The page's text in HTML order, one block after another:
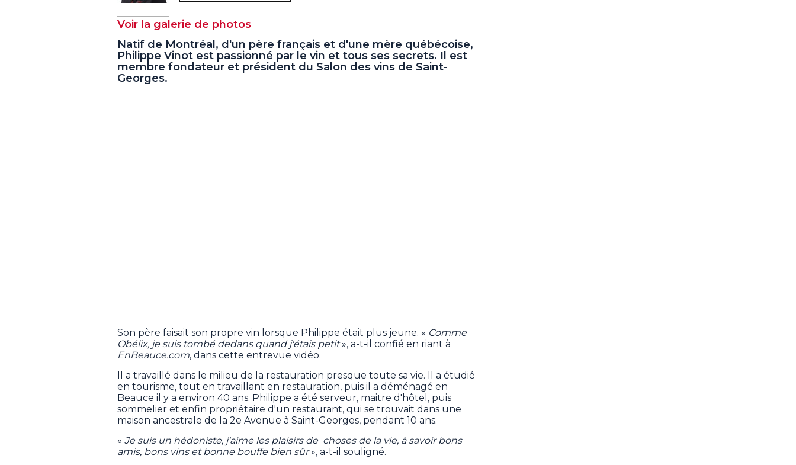
Voir la galerie de photos
Natif de Montréal, d'un père français et d'une mère québécoise,
Philippe Vinot est passionné par le vin et tous ses secrets. Il est
membre fondateur et président du Salon des vins de Saint-
Georges.
Son père faisait son propre vin lorsque Philippe était plus jeune. « Comme
Obélix, je suis tombé dedans quand j'étais petit», a-t-il confié en riant à
EnBeauce.com, dans cette entrevue vidéo.
Il a travaillé dans le milieu de la restauration presque toute sa vie. Il a étudié
en tourisme, tout en travaillant en restauration, puis il a déménagé en
Beauce il y a environ 40 ans. Philippe a été serveur, maitre d'hôtel, puis
sommelier et enfin propriétaire d'un restaurant, qui se trouvait dans une
maison ancestrale de la 2e Avenue à Saint-Georges, pendant 10 ans.
« Je suis un hédoniste, j'aime les plaisirs de choses de la vie, à savoir bons
amis, bons vins et bonne bouffe bien sûr», a-t-il souligné.